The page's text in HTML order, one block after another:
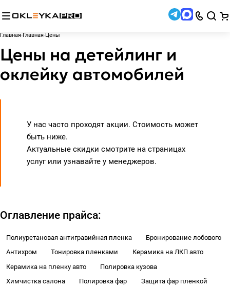
Главная Главная Цены
Цены на детейлинг и
оклейку автомобилей
У нас часто проходят акции. Стоимость может
быть ниже.
Актуальные скидки смотрите на страницах
услуг или узнавайте у менеджеров.
Оглавление прайса:
Полиуретановая антигравийная пленка
Бронирование лобового
Антихром
Тонировка пленками
Керамика на ЛКП авто
Керамика на пленку авто
Полировка кузова
Химчистка салона
Полировка фар
Защита фар пленкой